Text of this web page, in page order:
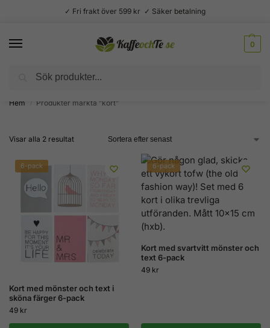
✓ Fri frakt över 599 kr ✓ Säker betalning
0
Välsmakande vardagslyx –
Hem Produkter märkta ”kort”
Visar alla 2 resultat
6-pack
Kort med mönster och text i
sköna färger 6-pack
49 kr
6-pack
Kort med svartvitt mönster och
text 6-pack
49 kr